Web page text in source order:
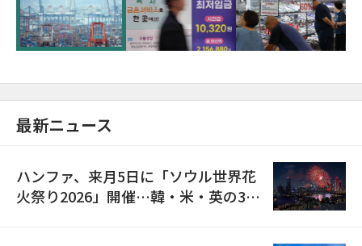
が初の1000億ドル突破
最新ニュース
ハンファ、来月5日に「ソウル世界花
火祭り2026」開催…韓・米・英の3カ